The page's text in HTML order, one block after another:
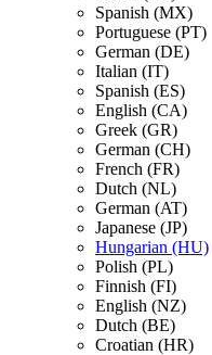
Spanish (MX)
Portuguese (PT)
German (DE)
Italian (IT)
Spanish (ES)
English (CA)
Greek (GR)
German (CH)
French (FR)
Dutch (NL)
German (AT)
Japanese (JP)
Hungarian (HU)
Polish (PL)
Finnish (FI)
English (NZ)
Dutch (BE)
Croatian (HR)